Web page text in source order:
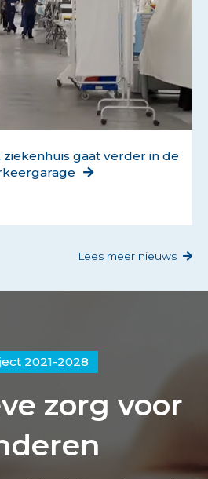
gaat verder in de
Lees meer nieuws
2021-2028
zorg voor